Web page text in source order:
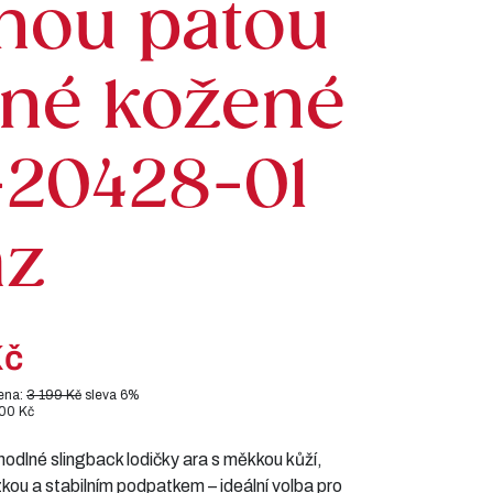
patou
kožené
20428-01
3 199 Kč sleva 6%
Kč
slingback lodičky ara s měkkou kůží,
a stabilním podpatkem – ideální volba pro